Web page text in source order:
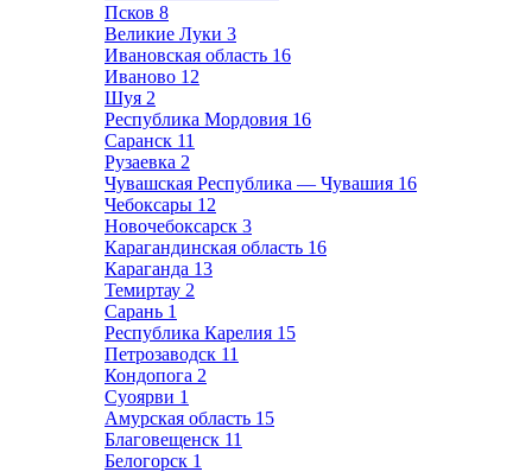
Псков 8
Великие Луки 3
Ивановская область 16
Иваново 12
Шуя 2
Республика Мордовия 16
Саранск 11
Рузаевка 2
Чувашская Республика — Чувашия 16
Чебоксары 12
Новочебоксарск 3
Карагандинская область 16
Караганда 13
Темиртау 2
Сарань 1
Республика Карелия 15
Петрозаводск 11
Кондопога 2
Суоярви 1
Амурская область 15
Благовещенск 11
Белогорск 1